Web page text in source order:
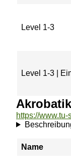
Level 1-3
Level 1-3 |
Name